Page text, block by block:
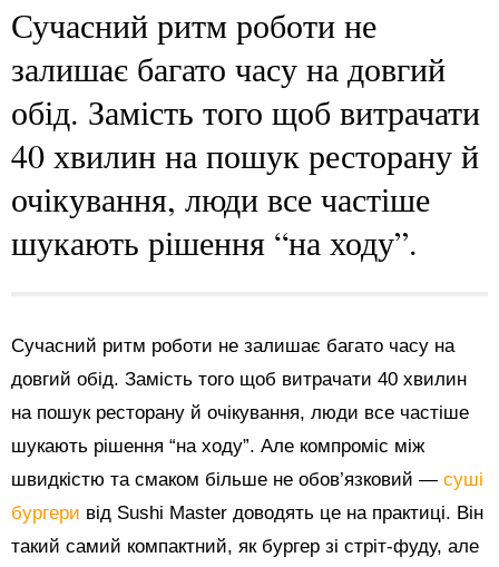
Сучасний ритм роботи не
залишає багато часу на довгий
обід. Замість того щоб витрачати
40 хвилин на пошук ресторану й
очікування, люди все частіше
шукають рішення “на ходу”.
Сучасний ритм роботи не залишає багато часу на
довгий обід. Замість того щоб витрачати 40 хвилин
на пошук ресторану й очікування, люди все частіше
шукають рішення “на ходу”. Але компроміс між
швидкістю та смаком більше не обов’язковий — суші
бургери від Sushi Master доводять це на практиці. Він
такий самий компактний, як бургер зі стріт-фуду, але